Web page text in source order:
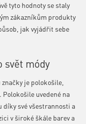
tyto hodnoty se staly
zákazníkům produkty
jak vyjádřit sebe
svět módy
je polokošile,
uvedené na
díky své všestrannosti a
v široké škále barev a